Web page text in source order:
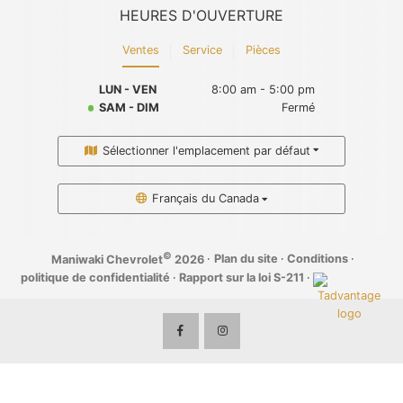
HEURES D'OUVERTURE
Ventes Service Pièces
LUN - VEN
8:00 am - 5:00 pm
SAM - DIM
Fermé
Sélectionner l'emplacement par défaut
Français du Canada
Maniwaki Chevrolet© 2026 · Plan du site · Conditions ·
politique de confidentialité · Rapport sur la loi S-211 ·